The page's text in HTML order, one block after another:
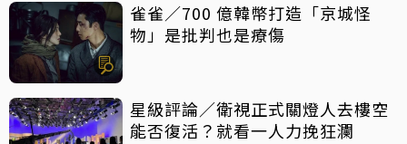
雀雀／700 億韓幣打造「京城怪
物」是批判也是療傷
星級評論／衛視正式關燈人去樓空
能否復活？就看一人力挽狂瀾